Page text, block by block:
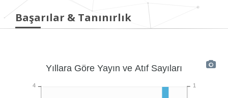
Başarılar & Tanınırlık
Yıllara Göre Yayın ve Atıf Sayıları
1
4